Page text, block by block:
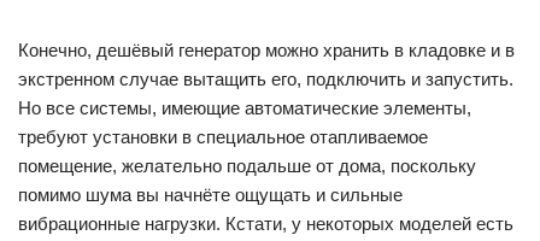
Конечно, дешёвый генератор можно хранить в кладовке и в
экстренном случае вытащить его, подключить и запустить.
Но все системы, имеющие автоматические элементы,
требуют установки в специальное отапливаемое
помещение, желательно подальше от дома, поскольку
помимо шума вы начнёте ощущать и сильные
вибрационные нагрузки. Кстати, у некоторых моделей есть